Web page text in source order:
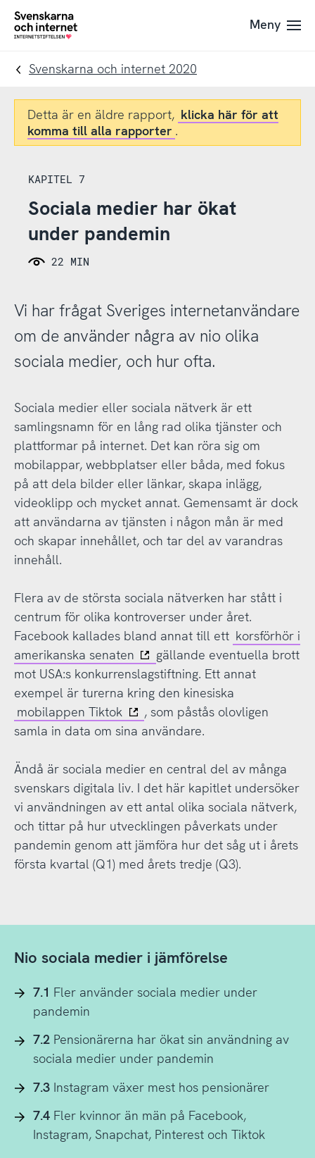
Till
navigation
Till
innehåll
To
Meny
Svenskarna och internet 2020
Detta är en äldre rapport, klicka här för att
komma till alla rapporter .
KAPITEL 7
Sociala medier har ökat
under pandemin
22 MIN
Vi har frågat Sveriges internetanvändare
om de använder några av nio olika
sociala medier, och hur ofta.
Sociala medier eller sociala nätverk är ett
samlingsnamn för en lång rad olika tjänster och
plattformar på internet. Det kan röra sig om
mobilappar, webbplatser eller båda, med fokus
på att dela bilder eller länkar, skapa inlägg,
videoklipp och mycket annat. Gemensamt är dock
att användarna av tjänsten i någon mån är med
och skapar innehållet, och tar del av varandras
innehåll.
Flera av de största sociala nätverken har stått i
centrum för olika kontroverser under året.
Facebook kallades bland annat till ett korsförhör i
amerikanska senaten
gällande eventuella brott
mot USA:s konkurrenslagstiftning. Ett annat
exempel är turerna kring den kinesiska
mobilappen Tiktok
, som påstås olovligen
samla in data om sina användare.
Ändå är sociala medier en central del av många
svenskars digitala liv. I det här kapitlet undersöker
vi användningen av ett antal olika sociala nätverk,
och tittar på hur utvecklingen påverkats under
pandemin genom att jämföra hur det såg ut i årets
första kvartal (Q1) med årets tredje (Q3).
Nio sociala medier i jämförelse
7.1 Fler använder sociala medier under
pandemin
7.2Pensionärerna har ökat sin användning av
sociala medier under pandemin
7.3Instagram växer mest hos pensionärer
7.4Fler kvinnor än män på Facebook,
Instagram, Snapchat, Pinterest och Tiktok